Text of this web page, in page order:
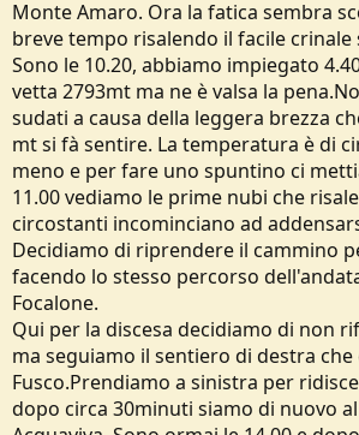
Monte Amaro. Ora la fatica sembra
breve tempo risalendo il facile crinale
Sono le 10.20, abbiamo impiegato
vetta 2793mt ma ne è valsa la
sudati a causa della leggera brezza
mt si fà sentire. La temperatura è di
meno e per fare uno spuntino ci
11.00 vediamo le prime nubi che
circostanti incominciano ad
Decidiamo di riprendere il cammino
facendo lo stesso percorso
Focalone.
Qui per la discesa decidiamo di non
ma seguiamo il sentiero di destra
Fusco.Prendiamo a sinistra per
dopo circa 30minuti siamo di nuovo